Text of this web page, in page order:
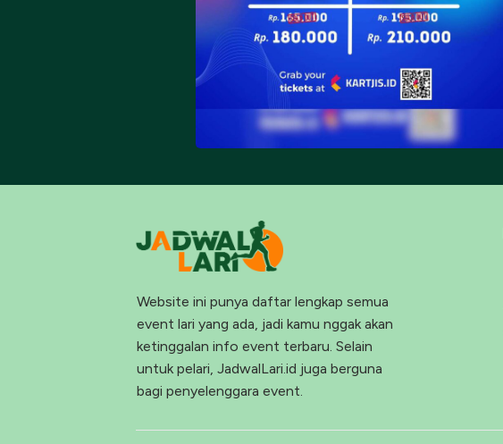
Website ini punya daftar lengkap semua
event lari yang ada, jadi kamu nggak akan
ketinggalan info event terbaru. Selain
untuk pelari, JadwalLari.id juga berguna
bagi penyelenggara event.